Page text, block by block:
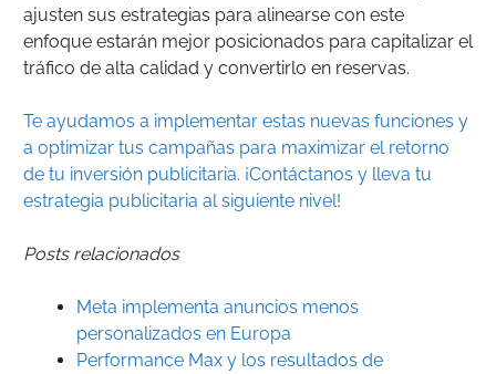
ajusten sus estrategias para alinearse con este
enfoque estarán mejor posicionados para capitalizar el
tráfico de alta calidad y convertirlo en reservas.
Te ayudamos a implementar estas nuevas funciones y
a optimizar tus campañas para maximizar el retorno
de tu inversión publicitaria. ¡Contáctanos y lleva tu
estrategia publicitaria al siguiente nivel!
Posts relacionados
Meta implementa anuncios menos
personalizados en Europa
Performance Max y los resultados de